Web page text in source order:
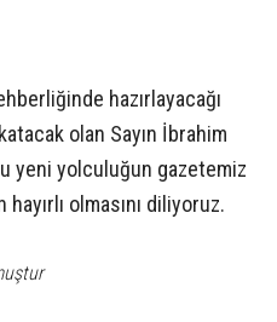
hazırlayacağı
olan Sayın İbrahim
yeni yolculuğun gazetemiz
olmasını diliyoruz.